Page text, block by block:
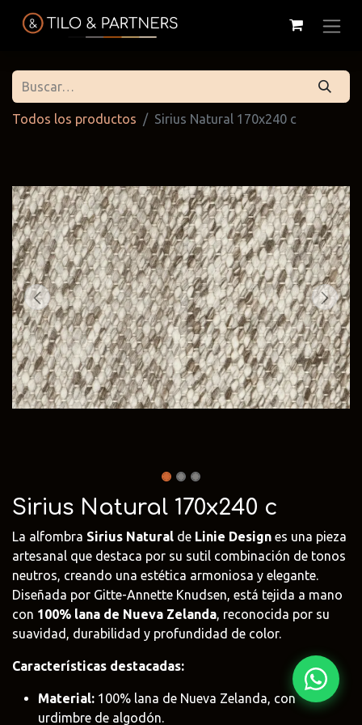
Todos los productos Sirius Natural 170x240 c
Sirius Natural 170x240 c
La alfombra Sirius Natural de Linie Design es una pieza
artesanal que destaca por su sutil combinación de tonos
neutros, creando una estética armoniosa y elegante.
Diseñada por Gitte-Annette Knudsen, está tejida a mano
con 100% lana de Nueva Zelanda, reconocida por su
suavidad, durabilidad y profundidad de color.
Características destacadas:
Material: 100% lana de Nueva Zelanda, con
urdimbre de algodón.
Tilo & Partners
@tiloandpartners
Cattelan
Italia
@cattelan.uy
Edoné
@edone.it
Franke
@franke.uy
Duravit
@tilobath
Alessi
@alessi.uy
Fima Carlo
Frattini
Adriani e
Rossi
Rubio
Monocoat
@piancauy